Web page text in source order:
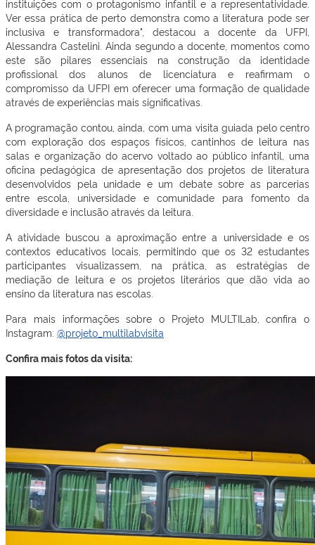
instituições com o protagonismo infantil e a representatividade.
Ver essa prática de perto demonstra como a literatura pode ser
inclusiva e transformadora", destacou a docente da UFPI,
Alessandra Castelini. Ainda segundo a docente, momentos como
este são pilares essenciais na construção da identidade
profissional dos alunos de licenciatura e reafirmam o
compromisso da UFPI em oferecer uma formação de qualidade
através de experiências mais significativas.
A programação contou, ainda, com uma visita guiada pelo centro
com exploração dos espaços físicos, cantinhos de leitura nas
salas e organização do acervo voltado ao público infantil, uma
oficina pedagógica de apresentação dos projetos de literatura
desenvolvidos pela unidade e um debate sobre as parcerias
entre escola, universidade e comunidade para fomento da
diversidade e inclusão através da leitura.
A atividade buscou a aproximação entre a universidade e os
contextos educativos locais, permitindo que os 32 estudantes
participantes visualizassem, na prática, as estratégias de
mediação de leitura e os projetos literários que dão vida ao
ensino da literatura nas escolas.
Para mais informações sobre o Projeto MULTILab, confira o
Instagram: @projeto_multilabvisita
Confira mais fotos da visita: